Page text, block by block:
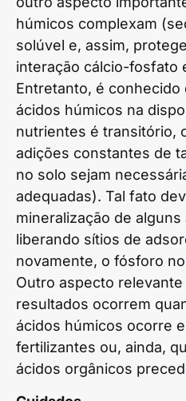
húmicos complexam
solúvel e, assim,
interação cálcio-fosfato
Entretanto, é
ácidos húmicos na
nutrientes é transitório,
adições constantes de
no solo sejam
adequadas). Tal fato
mineralização de
liberando sítios de
novamente, o fósforo
Outro aspecto
resultados ocorrem
ácidos húmicos ocorre
fertilizantes ou, ainda,
ácidos orgânicos